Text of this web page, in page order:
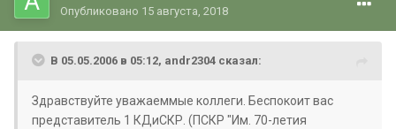
Опубликовано 15 августа, 2018
В 05.05.2006 в 05:12, andr2304 сказал:
Здравствуйте уважаеммые коллеги. Беспокоит вас
представитель 1 КДиСКР. (ПСКР "Им. 70-летия